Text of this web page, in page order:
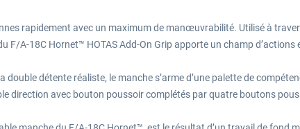
rapidement avec un maximum de manœuvrabilité. Utilisé à
F/A-18C Hornet™ HOTAS Add-On Grip apporte un champ
détente réaliste, le manche s’arme d’une palette de
direction avec bouton poussoir complétés par quatre boutons